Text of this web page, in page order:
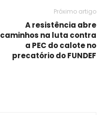
Próximo artigo
A resistência abre
caminhos na luta contra
a PEC do calote no
precatório do FUNDEF